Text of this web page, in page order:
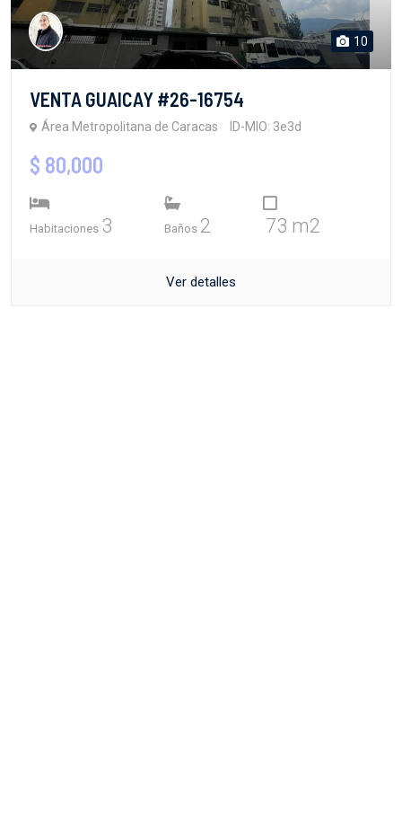
10
VENTA GUAICAY #26-16754
Área Metropolitana de Caracas ID-MIO: 3e3d
$ 80,000
Habitaciones 3 Baños 2 73 m2
Ver detalles